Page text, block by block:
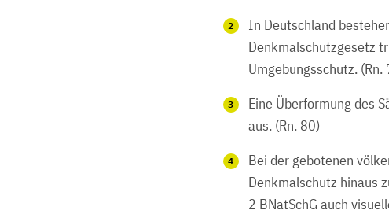
In Deutschland
Denkmalschutzgesetz
Umgebungsschutz. (Rn.
Eine Überformung des
aus. (Rn. 80)
Bei der gebotenen
Denkmalschutz hinaus
2 BNatSchG auch